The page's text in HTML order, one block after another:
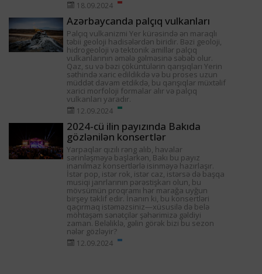
18.09.2024
Azərbaycanda palçıq vulkanları
Palçıq vulkanizmi Yer kürəsində ən maraqlı
təbii geoloji hadisələrdən biridir. Bəzi geoloji,
hidrogeoloji və tektonik amillər palçıq
vulkanlarının əmələ gəlməsinə səbəb olur.
Qaz, su və bəzi çöküntülərin qarışıqları Yerin
səthində xaric edildikdə və bu proses uzun
müddət davam etdikdə, bu qarışıqlar müxtəlif
xarici morfoloji formalar alır və palçıq
vulkanları yaradır.
12.09.2024
2024-cü ilin payızında Bakıda
gözlənilən konsertlər
Yarpaqlar qızılı rəng alıb, havalar
sərinləşməyə başlarkən, Bakı bu payız
inanılmaz konsertlərlə isinməyə hazırlaşır.
İstər pop, istər rok, istər caz, istərsə də başqa
musiqi janrlarının pərəstişkarı olun, bu
mövsümün proqramı hər marağa uyğun
birşey təklif edir. İnanın ki, bu konsertləri
qaçırmaq istəməzsiniz—xüsusilə də belə
möhtəşəm sənətçilər şəhərimizə gəldiyi
zaman. Beləliklə, gəlin görək bizi bu sezon
nələr gözləyir?
12.09.2024